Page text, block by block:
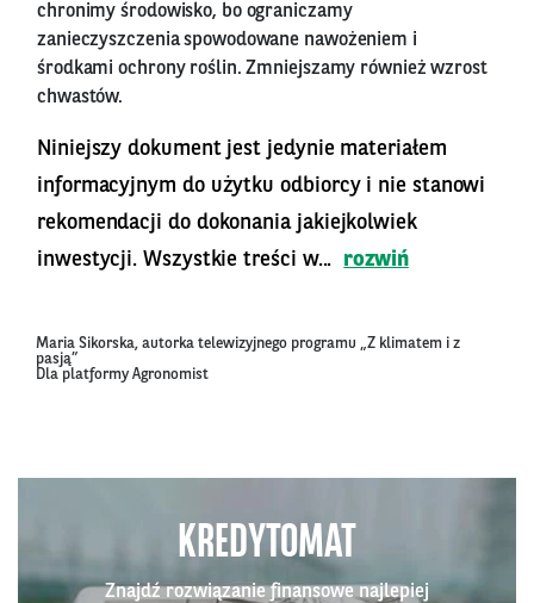
chronimy środowisko, bo ograniczamy
zanieczyszczenia spowodowane nawożeniem i
środkami ochrony roślin. Zmniejszamy również wzrost
chwastów.
Niniejszy dokument jest jedynie materiałem
informacyjnym do użytku odbiorcy i nie stanowi
rekomendacji do dokonania jakiejkolwiek
inwestycji. Wszystkie treści w...
rozwiń
Maria Sikorska, autorka telewizyjnego programu „Z klimatem i z
pasją”
Dla platformy Agronomist
KREDYTOMAT
Znajdź rozwiązanie finansowe najlepiej